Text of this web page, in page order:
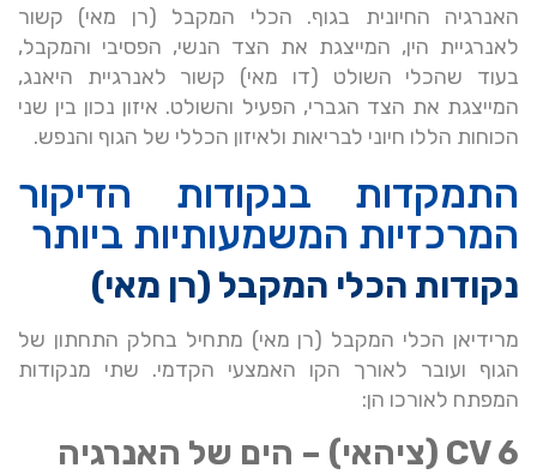
האנרגיה החיונית בגוף. הכלי המקבל (רן מאי) קשור
לאנרגיית הין, המייצגת את הצד הנשי, הפסיבי והמקבל,
בעוד שהכלי השולט (דו מאי) קשור לאנרגיית היאנג,
המייצגת את הצד הגברי, הפעיל והשולט. איזון נכון בין שני
הכוחות הללו חיוני לבריאות ולאיזון הכללי של הגוף והנפש.
התמקדות בנקודות הדיקור
המרכזיות המשמעותיות ביותר
נקודות הכלי המקבל (רן מאי)
מרידיאן הכלי המקבל (רן מאי) מתחיל בחלק התחתון של
הגוף ועובר לאורך הקו האמצעי הקדמי. שתי מנקודות
המפתח לאורכו הן:
CV 6 (ציהאי) – הים של האנרגיה